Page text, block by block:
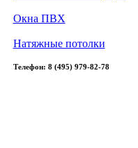
Окна ПВХ
Натяжные потолки
Телефон: 8 (495) 979-82-78